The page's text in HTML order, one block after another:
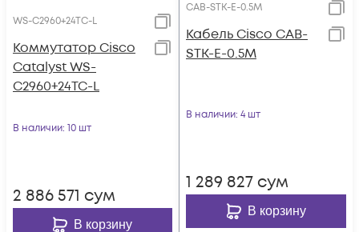
WS-C2960+24TC-L
Коммутатор Cisco
Catalyst WS-
C2960+24TC-L
В наличии: 10 шт
2 886 571 сум
В корзину
CAB-STK-E-0.5M
Кабель Cisco CAB-
STK-E-0.5M
В наличии: 4 шт
1 289 827 сум
В корзину